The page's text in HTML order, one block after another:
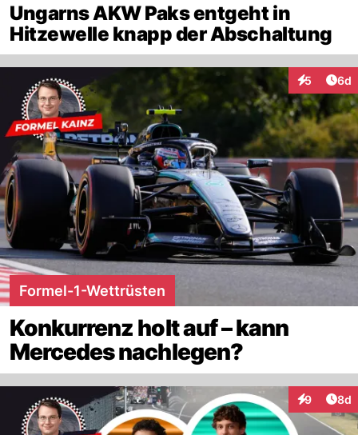
Ungarns AKW Paks entgeht in
Hitzewelle knapp der Abschaltung
5 6d
Formel-1-Wettrüsten
Konkurrenz holt auf – kann
Mercedes nachlegen?
9 8d